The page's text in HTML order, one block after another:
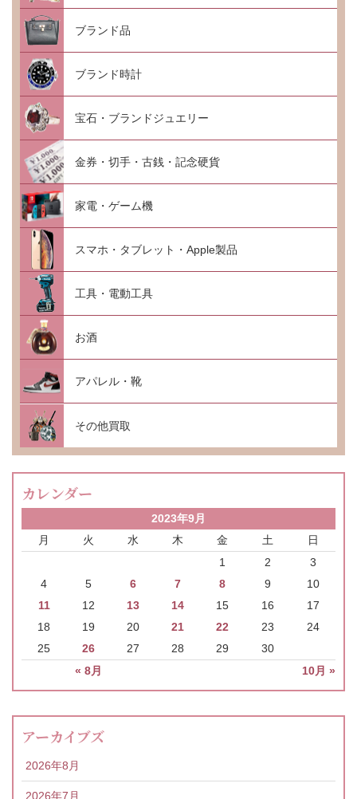
ブランド品
ブランド時計
宝石・ブランドジュエリー
金券・切手・古銭・記念硬貨
家電・ゲーム機
スマホ・タブレット・Apple製品
工具・電動工具
お酒
アパレル・靴
その他買取
カレンダー
2023年9月
月
火 水 木 金 土 日
« 8月 10月 »
1 2
3
4
5 6 7 8 9
10
11
12 13 14 15 16
17
18
19 20 21 22 23
24
25
26 27 28 29 30
アーカイブズ
2026年8月
2026年7月